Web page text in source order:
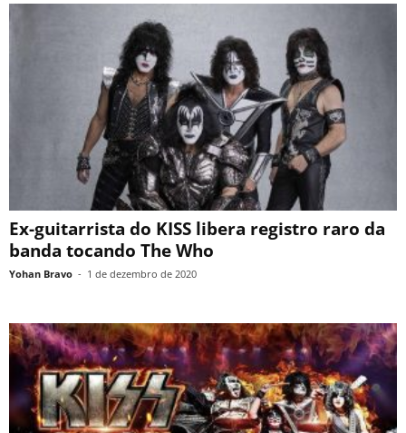
Ex-guitarrista do KISS libera registro raro da
banda tocando The Who
Yohan Bravo - 1 de dezembro de 2020